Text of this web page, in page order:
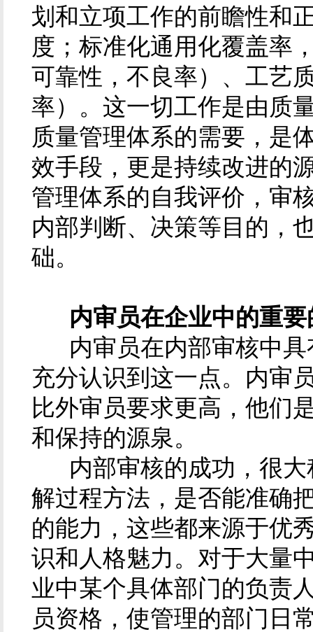
划和立项工作的前瞻性和
度；标准化通用化覆盖率
可靠性，不良率）、工艺
率）。这一切工作是由质
质量管理体系的需要，是
效手段，更是持续改进的
管理体系的自我评价，审
内部判断、决策等目的，
础。
内审员在企业中的重要
内审员在内部审核中具
充分认识到这一点。内审
比外审员要求更高，他们
和保持的源泉。
内部审核的成功，很大
解过程方法，是否能准确
的能力，这些都来源于优
识和人格魅力。对于大量
业中某个具体部门的负责
员资格，使管理的部门日